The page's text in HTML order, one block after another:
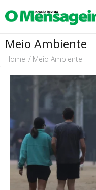
Meio Ambiente
Home Meio Ambiente